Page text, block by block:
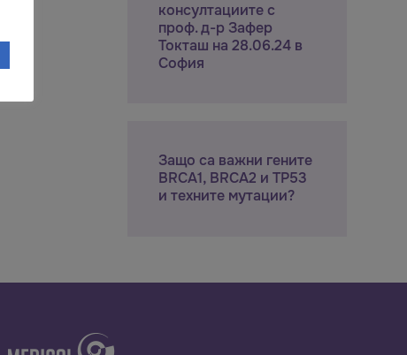
консултациите с
проф. д-р Зафер
Токташ на 28.06.24 в
София
Защо са важни гените
BRCA1, BRCA2 и TP53
и техните мутации?